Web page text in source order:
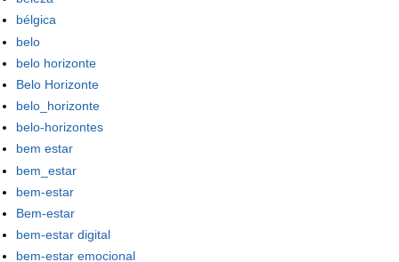
bélgica
belo
belo horizonte
Belo Horizonte
belo_horizonte
belo-horizontes
bem estar
bem_estar
bem-estar
Bem-estar
bem-estar digital
bem-estar emocional